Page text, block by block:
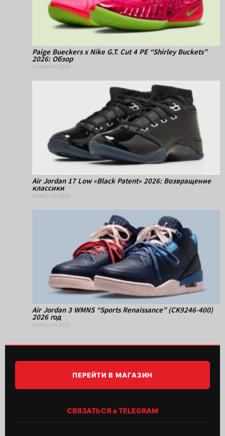
Paige Bueckers x Nike G.T. Cut 4 PE “Shirley Buckets”
2026: Обзор
6 августа 2026
Air Jordan 17 Low «Black Patent» 2026: Возвращение
классики
6 августа 2026
Air Jordan 3 WMNS “Sports Renaissance” (CK9246-400)
2026 год
6 августа 2026
ПЕРЕЙТИ В МАГАЗИН
СВЯЗАТЬСЯ в TELEGRAM